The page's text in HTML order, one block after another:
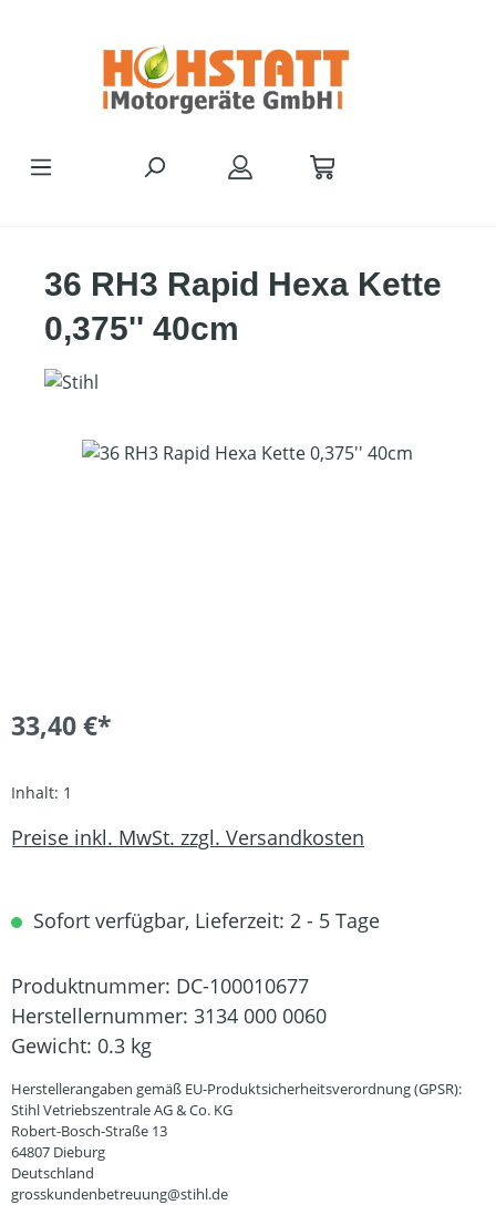
36 RH3 Rapid Hexa Kette
0,375'' 40cm
Bildergalerie überspringen
33,40 €*
Inhalt: 1
Preise inkl. MwSt. zzgl. Versandkosten
Sofort verfügbar, Lieferzeit: 2 - 5 Tage
Produktnummer: DC-100010677
Herstellernummer: 3134 000 0060
Gewicht: 0.3 kg
Herstellerangaben gemäß EU-Produktsicherheitsverordnung (GPSR):
Stihl Vetriebszentrale AG & Co. KG
Robert-Bosch-Straße 13
64807 Dieburg
Deutschland
grosskundenbetreuung@stihl.de